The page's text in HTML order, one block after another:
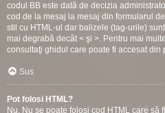
codul BB este dată de decizia
cod de la mesaj la mesaj din formularul
stil cu HTML-ul dar balizele (tag-urile)
mai degrabă decât < şi >. Pentru mai
consultaţi ghidul care poate fi accesat din
Sus
Pot folosi HTML?
Nu. Nu se poate folosi cod HTML care să